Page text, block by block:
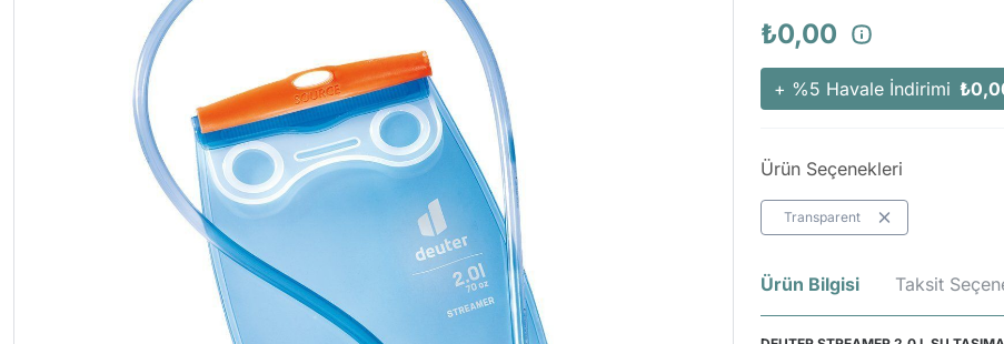
₺0,00
+ %5 Havale İndirimi
Ürün Seçenekleri
Transparent
Ürün Bilgisi Taksit